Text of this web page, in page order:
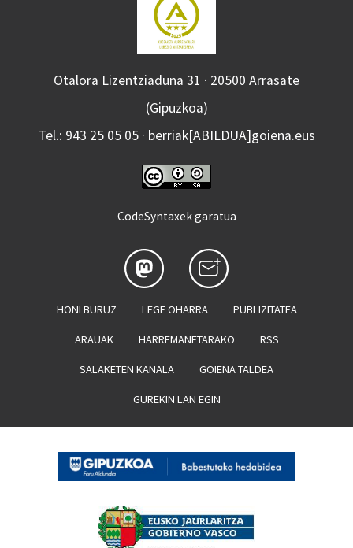
Otalora Lizentziaduna 31 · 20500 Arrasate
(Gipuzkoa)
Tel.: 943 25 05 05 · berriak[ABILDUA]goiena.eus
CodeSyntaxek garatua
HONI BURUZ LEGE OHARRA PUBLIZITATEA
ARAUAK HARREMANETARAKO RSS
SALAKETEN KANALA GOIENA TALDEA
GUREKIN LAN EGIN